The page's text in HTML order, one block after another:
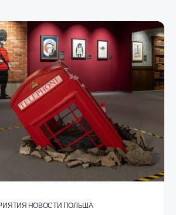
НОВОСТИ ПОЛЬША